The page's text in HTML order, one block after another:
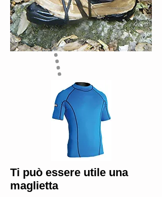
Ti può essere utile una
maglietta